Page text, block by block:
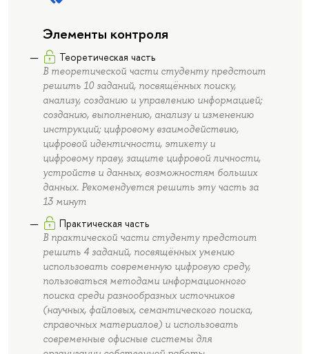
Элементы контроля
Теоретическая часть
В теоретической части студенту предстоит
решить 10 заданий, посвящённых поиску,
анализу, созданию и управлению информацией;
созданию, выполнению, анализу и изменению
инструкций; цифровому взаимодействию,
цифровой идентичности, этикету и
цифровому праву, защите цифровой личности,
устройств и данных, возможностям больших
данных. Рекомендуется решить эту часть за
13 минут
Практическая часть
В практической части студенту предстоит
решить 4 заданий, посвящённых умению
использовать современную цифровую среду,
пользоваться методами информационного
поиска среди разнообразных источников
(научных, файловых, семантического поиска,
справочных материалов) и использовать
современные офисные системы для